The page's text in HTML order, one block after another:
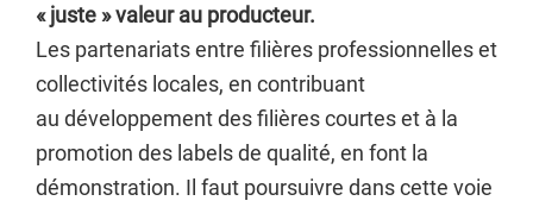
« juste » valeur au producteur.
Les partenariats entre filières professionnelles et
collectivités locales, en contribuant
au développement des filières courtes et à la
promotion des labels de qualité, en font la
démonstration. Il faut poursuivre dans cette voie